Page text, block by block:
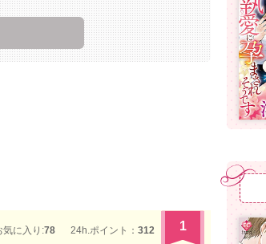
気に入り:78 24h.ポイント： 312 1